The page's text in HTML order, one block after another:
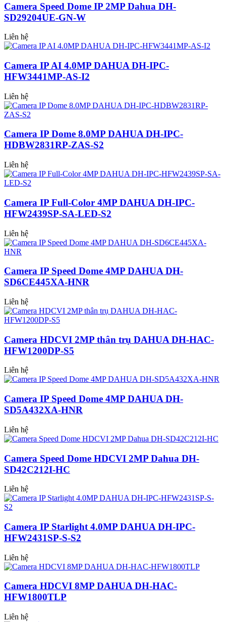
Camera Speed Dome IP 2MP Dahua DH-
SD29204UE-GN-W
Liên hệ
Camera IP AI 4.0MP DAHUA DH-IPC-
HFW3441MP-AS-I2
Liên hệ
Camera IP Dome 8.0MP DAHUA DH-IPC-
HDBW2831RP-ZAS-S2
Liên hệ
Camera IP Full-Color 4MP DAHUA DH-IPC-
HFW2439SP-SA-LED-S2
Liên hệ
Camera IP Speed Dome 4MP DAHUA DH-
SD6CE445XA-HNR
Liên hệ
Camera HDCVI 2MP thân trụ DAHUA DH-HAC-
HFW1200DP-S5
Liên hệ
Camera IP Speed Dome 4MP DAHUA DH-
SD5A432XA-HNR
Liên hệ
Camera Speed Dome HDCVI 2MP Dahua DH-
SD42C212I-HC
Liên hệ
Camera IP Starlight 4.0MP DAHUA DH-IPC-
HFW2431SP-S-S2
Liên hệ
Camera HDCVI 8MP DAHUA DH-HAC-
HFW1800TLP
Liên hệ